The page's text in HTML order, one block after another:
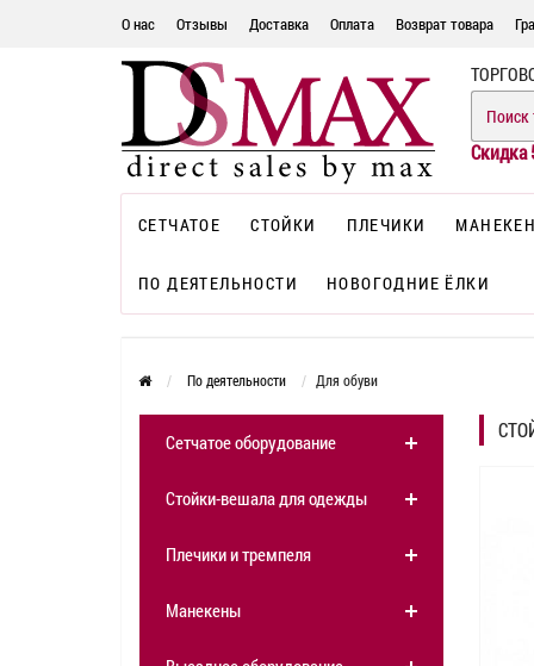
О нас Отзывы Доставка Оплата Возврат товара
Скидка
СЕТЧАТОЕ СТОЙКИ ПЛЕЧИКИ
ПО ДЕЯТЕЛЬНОСТИ НОВОГОДНИЕ ЁЛКИ
По деятельности Для обуви
Сетчатое оборудование
Стойки-вешала для одежды
Плечики и тремпеля
Манекены